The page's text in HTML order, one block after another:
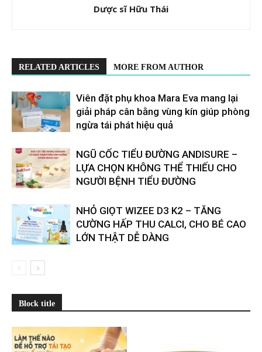
Dược sĩ Hữu Thái
RELATED ARTICLES MORE FROM AUTHOR
Viên đặt phụ khoa Mara Eva mang lại
giải pháp cân bằng vùng kín giúp phòng
ngừa tái phát hiệu quả
​​NGŨ CỐC TIỂU ĐƯỜNG ANDISURE –
LỰA CHỌN KHÔNG THỂ THIẾU CHO
NGƯỜI BỆNH TIỂU ĐƯỜNG
NHỎ GIỌT WIZEE D3 K2 – TĂNG
CƯỜNG HẤP THU CALCI, CHO BÉ CAO
LỚN THẬT DỄ DÀNG
Block title